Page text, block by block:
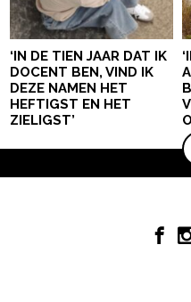
‘IN DE TIEN JAAR DAT IK
DOCENT BEN, VIND IK
DEZE NAMEN HET
HEFTIGST EN HET
ZIELIGST’